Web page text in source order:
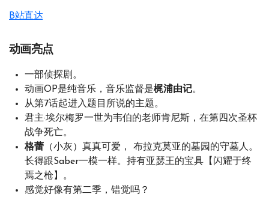
B站直达
动画亮点
一部侦探剧。
动画OP是纯音乐，音乐监督是梶浦由记。
从第7话起进入题目所说的主题。
君主·埃尔梅罗一世为韦伯的老师肯尼斯，在第四次圣杯
战争死亡。
格蕾（小灰）真真可爱， 布拉克莫亚的墓园的守墓人。
长得跟Saber一模一样。持有亚瑟王的宝具【闪耀于终
焉之枪】。
感觉好像有第二季，错觉吗？